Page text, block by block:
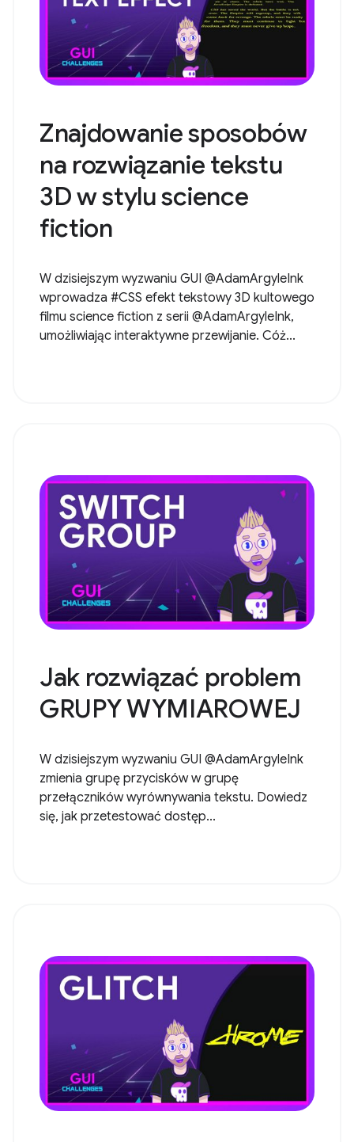
Znajdowanie sposobów
na rozwiązanie tekstu
3D w stylu science
fiction
W dzisiejszym wyzwaniu GUI @AdamArgyleInk
wprowadza #CSS efekt tekstowy 3D kultowego
filmu science fiction z serii @AdamArgyleInk,
umożliwiając interaktywne przewijanie. Cóż...
Jak rozwiązać problem
GRUPY WYMIAROWEJ
W dzisiejszym wyzwaniu GUI @AdamArgyleInk
zmienia grupę przycisków w grupę
przełączników wyrównywania tekstu. Dowiedz
się, jak przetestować dostęp...